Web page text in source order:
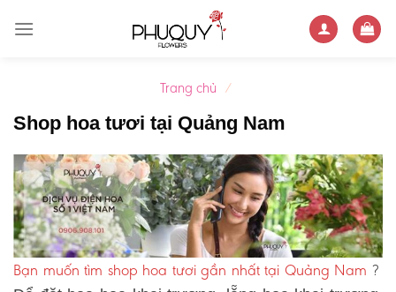
Trang chủ /
Shop hoa tươi tại Quảng Nam
Bạn muốn tìm shop hoa tươi gần nhất tại Quảng Nam ?